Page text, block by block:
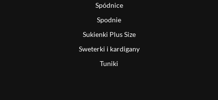
Spódnice
Spodnie
Sukienki Plus Size
Sweterki i kardigany
Tuniki